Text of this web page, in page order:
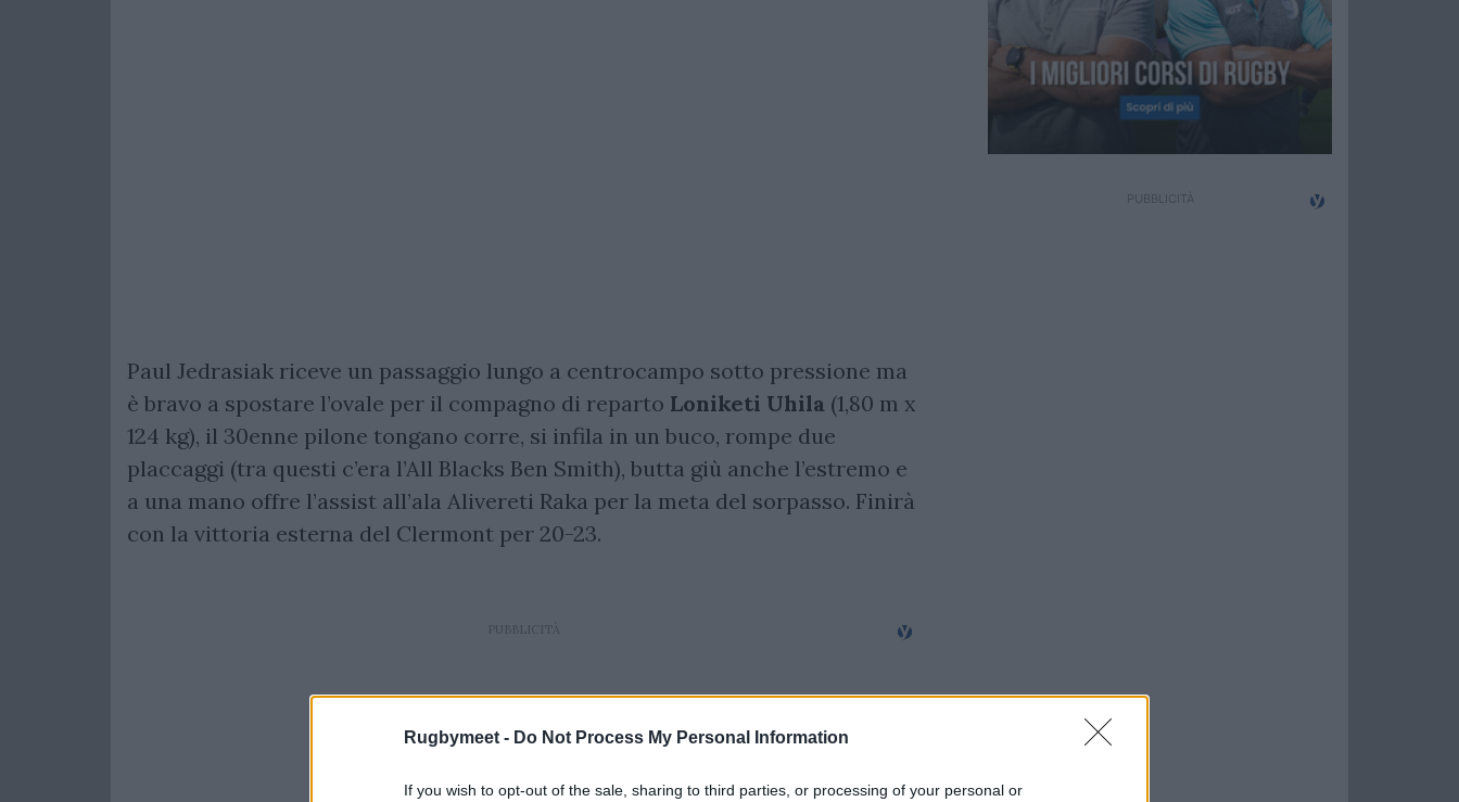
Rugbymeet - Do Not Process My Personal Information
If you wish to opt-out of the sale, sharing to third parties, or processing of your personal or
Paul Jedrasiak riceve un passaggio lungo a centrocampo sotto pressione ma
è bravo a spostare l’ovale per il compagno di reparto Loniketi Uhila (1,80 m x
124 kg), il 30enne pilone tongano corre, si infila in un buco, rompe due
placcaggi (tra questi c’era l’All Blacks Ben Smith), butta giù anche l’estremo e
a una mano offre l’assist all’ala Alivereti Raka per la meta del sorpasso. Finirà
con la vittoria esterna del Clermont per 20-23.